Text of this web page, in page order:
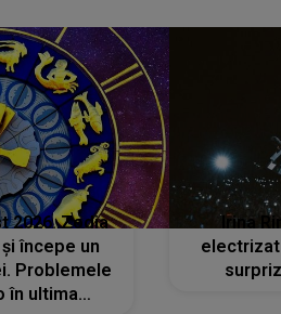
2026. Zodia
începe un
Problemele
în ultima
Irina